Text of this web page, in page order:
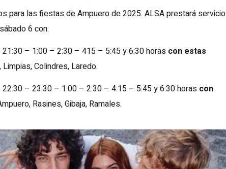
para las fiestas de Ampuero de 2025. ALSA prestará servicio
6 con:
21:30 – 1:00 – 2:30 – 415 – 5:45 y 6:30 horas con estas
Limpias, Colindres, Laredo.
22:30 – 23:30 – 1:00 – 2:30 – 4:15 – 5:45 y 6:30 horas con
Rasines, Gibaja, Ramales.